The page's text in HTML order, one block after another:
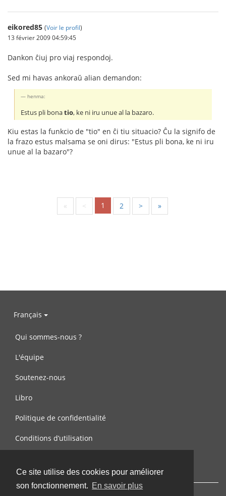
Ce site utilise des cookies pour améliorer
son fonctionnement. En savoir plus
eikored85 (Voir le profil)
13 février 2009 04:59:45
Dankon ĉiuj pro viaj respondoj.
Sed mi havas ankoraŭ alian demandon:
henma:
Estus pli bonatio, ke ni iru unue al la bazaro.
Kiu estas la funkcio de "tio" en ĉi tiu situacio? Ĉu la signifo de
la frazo estus malsama se oni dirus: "Estus pli bona, ke ni iru
unue al la bazaro"?
« < 1 2 > »
Français
Qui sommes-nous ?
L'équipe
Soutenez-nous
Libro
Politique de confidentialité
Conditions d’utilisation